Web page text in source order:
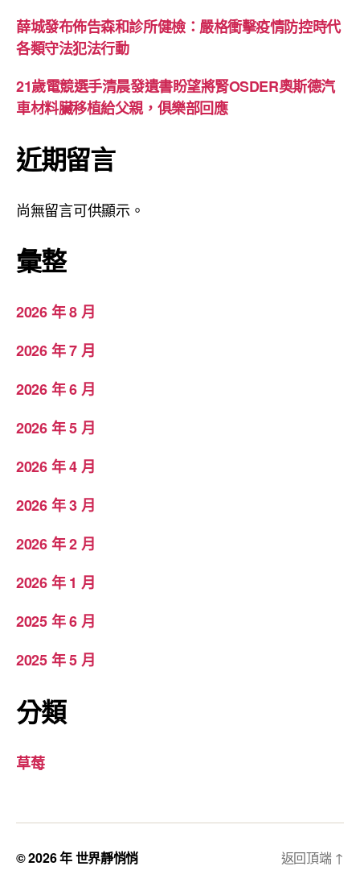
薛城發布佈告森和診所健檢：嚴格衝擊疫情防控時代
各類守法犯法行動
21歲電競選手清晨發遺書盼望將腎OSDER奧斯德汽
車材料臟移植給父親，俱樂部回應
近期留言
尚無留言可供顯示。
彙整
2026 年 8 月
2026 年 7 月
2026 年 6 月
2026 年 5 月
2026 年 4 月
2026 年 3 月
2026 年 2 月
2026 年 1 月
2025 年 6 月
2025 年 5 月
分類
草莓
© 2026 年世界靜悄悄 返回頂端 ↑